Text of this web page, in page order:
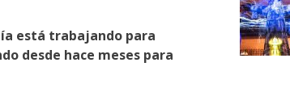
está trabajando para
desde hace meses para